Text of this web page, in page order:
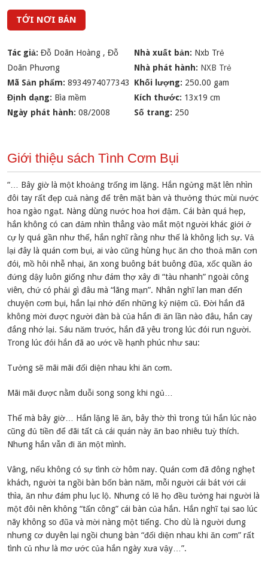
TỚI NƠI BÁN
Tác giả:Đỗ Doãn Hoàng ,Đỗ
Doãn Phương
Nhà xuất bản: Nxb Trẻ
Nhà phát hành: NXB Trẻ
Mã Sản phẩm:8934974077343 Khối lượng: 250.00 gam
Định dạng: Bìa mềm Kích thước: 13x19 cm
Ngày phát hành:08/2008 Số trang: 250
Giới thiệu sách Tình Cơm Bụi
“… Bây giờ là một khoảng trống im lặng. Hắn ngửng mặt lên nhìn
đôi tay rất đẹp cuả nàng để trên mặt bàn và thưởng thức mùi nước
hoa ngào ngạt. Nàng dùng nước hoa hơi đậm. Cái bàn quá hẹp,
hắn không có can đảm nhìn thẳng vào mắt một người khác giới ở
cự ly quá gần như thế, hắn nghĩ rằng như thế là không lịch sự. Vả
lại đây là quán cơm bụi, ai vào cũng hùng hục ăn cho thoả mãn cơn
đói, mồ hôi nhễ nhại, ăn xong buông bát buông đũa, xốc quần áo
đứng dậy luôn giống như đám thợ xây đi “tàu nhanh” ngoài công
viên, chứ có phải gì đâu mà “lãng mạn”. Nhân nghĩ lan man đến
chuyện cơm bụi, hắn lại nhớ đến những kỷ niệm cũ. Đời hắn đã
không mời được người đàn bà của hắn đi ăn lần nào đâu, hắn cay
đắng nhớ lại. Sáu năm trước, hắn đã yêu trong lúc đói run người.
Trong lúc đói hắn đã ao ước về hạnh phúc như sau:
Tưởng sẽ mãi mãi đối diện nhau khi ăn cơm.
Mãi mãi được nằm duỗi song song khi ngủ…
Thế mà bây giờ… Hắn lặng lẽ ăn, bây thờ thì trong túi hắn lúc nào
cũng đủ tiền để đãi tất cả cái quán này ăn bao nhiêu tuỳ thích.
Nhưng hắn vẫn đi ăn một mình.
Vâng, nếu không có sự tình cờ hôm nay. Quán cơm đã đông nghẹt
khách, người ta ngồi bàn bốn bàn năm, mỗi người cái bát với cái
thìa, ăn như đám phu lục lộ. Nhưng có lẽ họ đều tưởng hai người là
một đôi nên không “tấn công” cái bàn của hắn. Hắn nghĩ tại sao lúc
nãy không so đũa và mời nàng một tiếng. Cho dù là người dưng
nhưng cơ duyên lại ngồi chung bàn “đối diện nhau khi ăn cơm” rất
tình củ như là mơ ước của hắn ngày xưa vậy…”.